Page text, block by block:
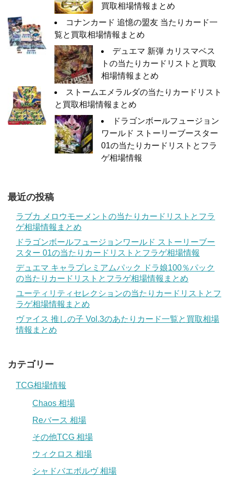
買取相場情報まとめ
コナンカード 追憶の盟友 当たりカード一
覧と買取相場情報まとめ
デュエマ 新弾 カリスマベス
トの当たりカードリストと買取
相場情報まとめ
ストームエメラルダの当たりカードリスト
と買取相場情報まとめ
ドラゴンボールフュージョン
ワールド ストーリーブースター
01の当たりカードリストとフラ
ゲ相場情報
最近の投稿
ラブカ メロウモーメントの当たりカードリストとフラ
ゲ相場情報まとめ
ドラゴンボールフュージョンワールド ストーリーブー
スター 01の当たりカードリストとフラゲ相場情報
デュエマ キャラプレミアムパック ドラ娘100％パック
の当たりカードリストとフラゲ相場情報まとめ
ユーティリティセレクションの当たりカードリストとフ
ラゲ相場情報まとめ
ヴァイス 推しの子 Vol.3のあたりカード一覧と買取相場
情報まとめ
カテゴリー
TCG相場情報
Chaos 相場
Reバース 相場
その他TCG 相場
ウィクロス 相場
シャドバエボルヴ 相場